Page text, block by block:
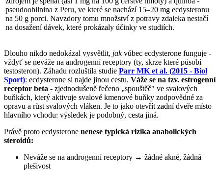
pseudoobilnina z Peru, ve které se nachází 15–20 mg ecdysteronu
na 50 g porci. Navzdory tomu množství z potravy zdaleka nestačí
na dosažení dávek, které prokázaly účinky ve studiích.
Dlouho nikdo nedokázal vysvětlit, jakvůbec ecdysterone funguje -
vždyť se neváže na androgenní receptory (ty, skrze které působí
testosteron). Záhadu rozluštila studie Parr MK et al. (2015 - Biol
Sport): ecdysterone si najde jinou cestu. Váže se na tzv. estrogenní
receptor beta - zjednodušeně řečeno „spouštěč" ve svalových
buňkách, který aktivuje svalové kmenové buňky zodpovědné za
opravu a růst svalových vláken. Je to jako otevřít zadní dveře místo
hlavního vchodu: výsledek je podobný, cesta jiná.
Právě proto ecdysterone nenese typická rizika anabolických
steroidů:
Neváže se na androgenní receptory → žádné akné, žádná
plešivost